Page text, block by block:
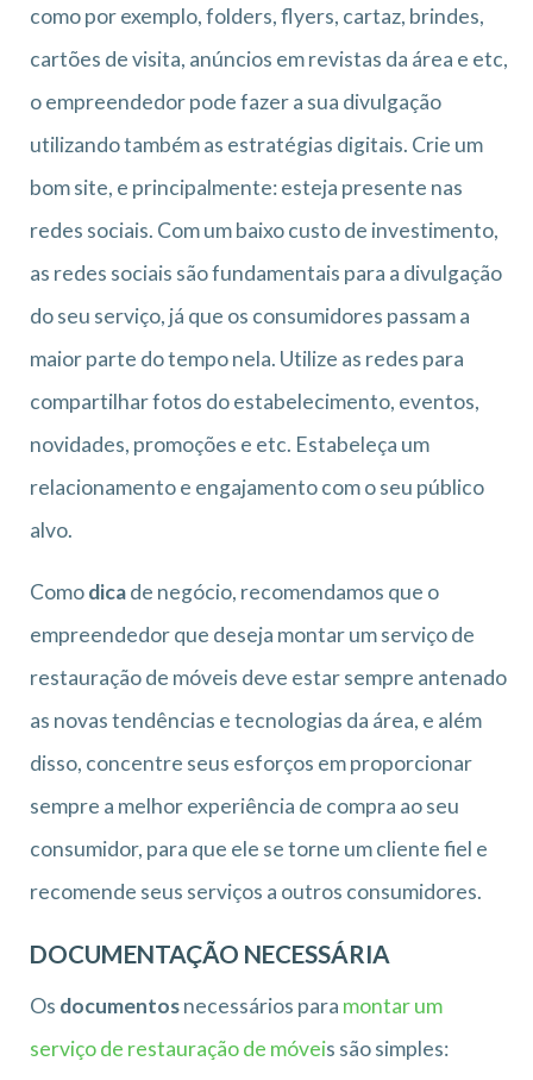
como por exemplo, folders, flyers, cartaz, brindes,
cartões de visita, anúncios em revistas da área e etc,
o empreendedor pode fazer a sua divulgação
utilizando também as estratégias digitais. Crie um
bom site, e principalmente: esteja presente nas
redes sociais. Com um baixo custo de investimento,
as redes sociais são fundamentais para a divulgação
do seu serviço, já que os consumidores passam a
maior parte do tempo nela. Utilize as redes para
compartilhar fotos do estabelecimento, eventos,
novidades, promoções e etc. Estabeleça um
relacionamento e engajamento com o seu público
alvo.
Comodicade negócio, recomendamos que o
empreendedor que deseja montar um serviço de
restauração de móveis deve estar sempre antenado
as novas tendências e tecnologias da área, e além
disso, concentre seus esforços em proporcionar
sempre a melhor experiência de compra ao seu
consumidor, para que ele se torne um cliente fiel e
recomende seus serviços a outros consumidores.
DOCUMENTAÇÃO NECESSÁRIA
Os documentosnecessários para montar um
serviço de restauração de móveis são simples: